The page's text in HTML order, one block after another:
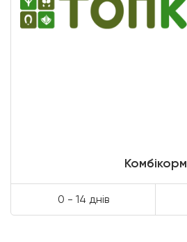
Комбікорм
0 - 14 днів